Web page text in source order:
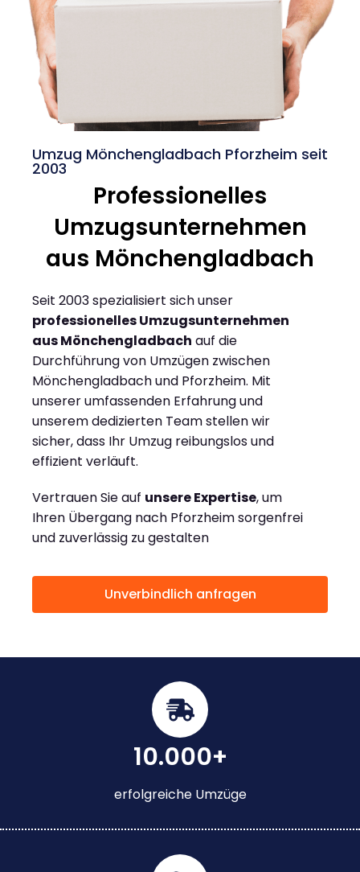
Umzug Mönchengladbach Pforzheim seit
2003
Professionelles
Umzugsunternehmen
aus Mönchengladbach
Seit 2003 spezialisiert sich unser
professionelles Umzugsunternehmen
aus Mönchengladbach auf die
Durchführung von Umzügen zwischen
Mönchengladbach und Pforzheim. Mit
unserer umfassenden Erfahrung und
unserem dedizierten Team stellen wir
sicher, dass Ihr Umzug reibungslos und
effizient verläuft.
Vertrauen Sie auf unsere Expertise, um
Ihren Übergang nach Pforzheim sorgenfrei
und zuverlässig zu gestalten
Unverbindlich anfragen
10.000+
erfolgreiche Umzüge